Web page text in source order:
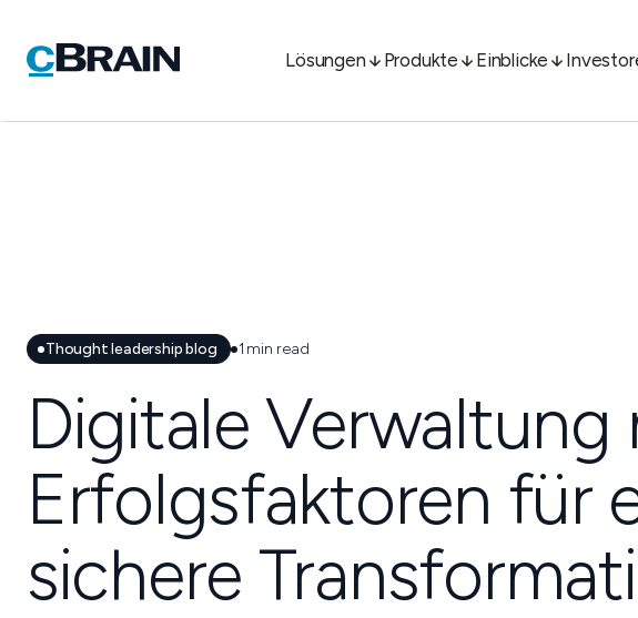
Lösungen Produkte Einblicke
Thought leadership blog 1 min read
Digitale
Erfolgsfaktoren für
sichere